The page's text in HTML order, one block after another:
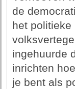
de
het
ingehuurde
inrichten
je bent als